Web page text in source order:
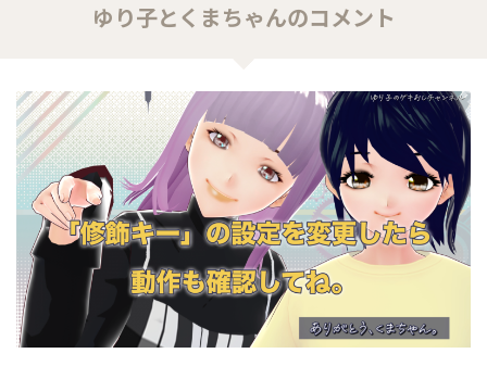
ゆり子とくまちゃんのコメント